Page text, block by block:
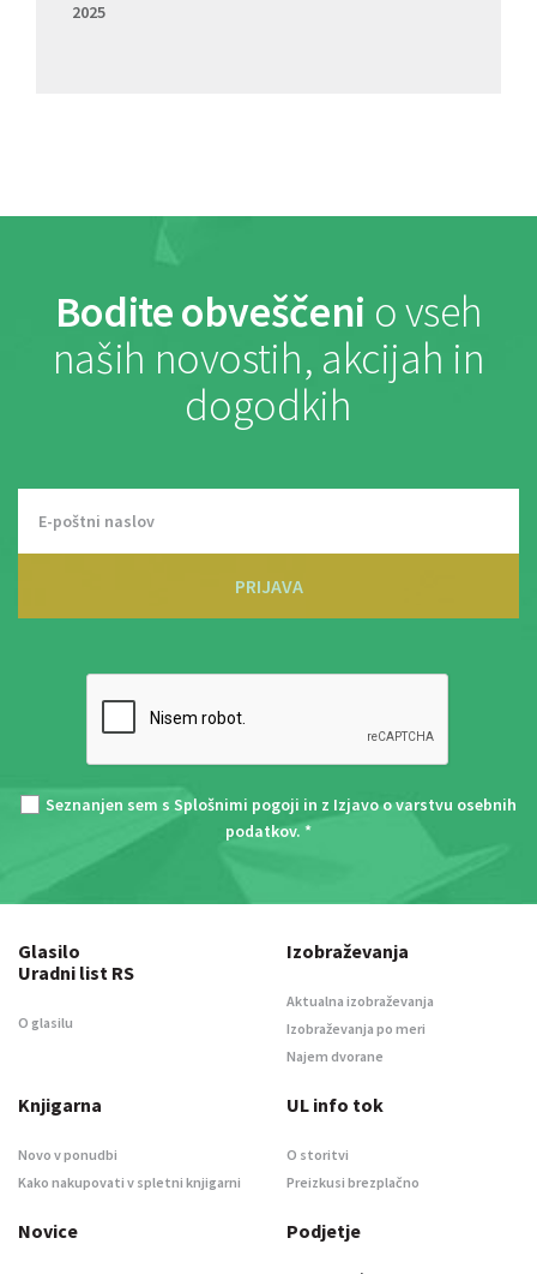
2025
Bodite obveščeni o vseh
naših novostih, akcijah in
dogodkih
PRIJAVA
Seznanjen sem s Splošnimi pogoji in z Izjavo o varstvu osebnih
podatkov. *
Glasilo
Uradni list RS
O glasilu
Izobraževanja
Aktualna izobraževanja
Izobraževanja po meri
Najem dvorane
Knjigarna
Novo v ponudbi
Kako nakupovati v spletni knjigarni
UL info tok
O storitvi
Preizkusi brezplačno
Novice Podjetje